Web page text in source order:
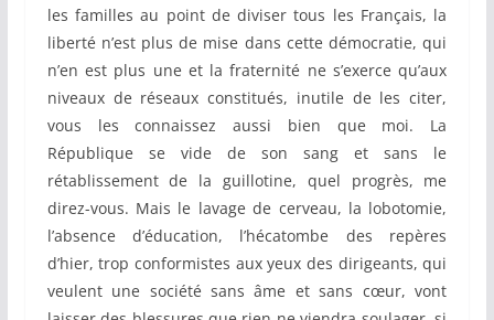
les familles au point de diviser tous les Français, la
liberté n’est plus de mise dans cette démocratie, qui
n’en est plus une et la fraternité ne s’exerce qu’aux
niveaux de réseaux constitués, inutile de les citer,
vous les connaissez aussi bien que moi. La
République se vide de son sang et sans le
rétablissement de la guillotine, quel progrès, me
direz-vous. Mais le lavage de cerveau, la lobotomie,
l’absence d’éducation, l’hécatombe des repères
d’hier, trop conformistes aux yeux des dirigeants, qui
veulent une société sans âme et sans cœur, vont